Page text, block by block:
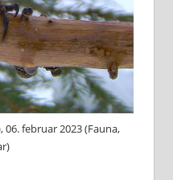
februar 2023 (Fauna,